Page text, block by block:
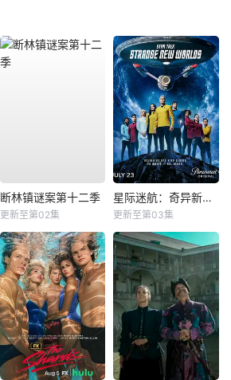
断林镇谜案第十二季
更新至第02集
星际迷航：奇异新世界第四季
更新至第03集